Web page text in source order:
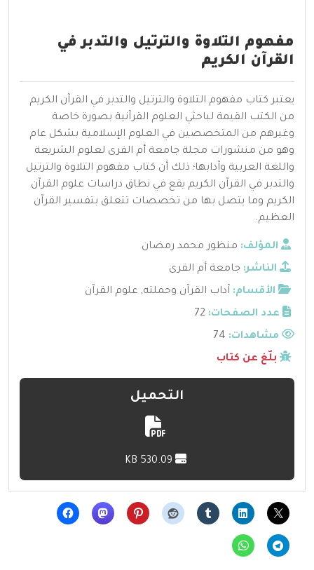
مفهوم التلاوة والترتيل والتدبر في
القرآن الكريم
يعتبر كتاب مفهوم التلاوة والترتيل والتدبر في القرآن الكريم
من الكتب القيمة لباحثي العلوم القرآنية بصورة خاصة
وغيرهم من المتخصصين في العلوم الإسلامية بشكل عام
وهو من منشورات مجلة جامعة أم القرى لعلوم الشريعة
واللغة العربية وآدابها؛ ذلك أن كتاب مفهوم التلاوة والترتيل
والتدبر في القرآن الكريم يقع في نطاق دراسات علوم القرآن
الكريم وما يتصل بها من تخصصات تتعلق بتفسير القرآن
العظيم.
المؤلف: منظور محمد رمضان
الناشر: جامعة أم القرى
الأقسام: آداب القرآن وحملته, علوم القرآن
عدد الصفحات: 72
مشاهدات:
بلّغ عن كتاب
التحميل